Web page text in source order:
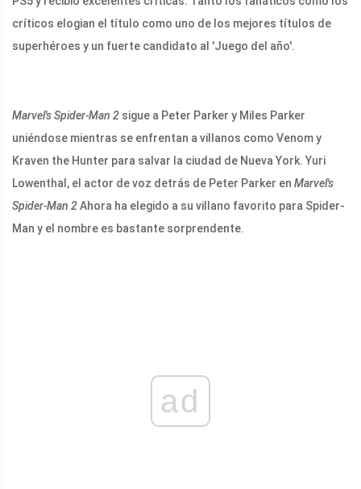
críticos elogian el título como uno de los mejores títulos de
superhéroes y un fuerte candidato al 'Juego del año'.
Marvel's Spider-Man 2 sigue a Peter Parker y Miles Parker
uniéndose mientras se enfrentan a villanos como Venom y
Kraven the Hunter para salvar la ciudad de Nueva York. Yuri
Lowenthal, el actor de voz detrás de Peter Parker en Marvel's
Spider-Man 2Ahora ha elegido a su villano favorito para Spider-
Man y el nombre es bastante sorprendente.
ad